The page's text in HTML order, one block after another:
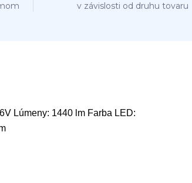
v závislosti od druhu tovaru
Lúmeny: 1440 lm Farba LED: